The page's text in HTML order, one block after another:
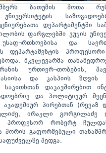
ბათუმის შოთა
დეპარტამენტში
ფარგლებში ვუჯის
და
დეპარტამენტის
მკვლევარმა
ურთიერ¬თობების,
და კასპიის ზღვის
დაკავშირებით
და პოლიტიკურ
აკადემიურ პირებთან (რევაზ
ირაკლი გორგილაძე
პროფესორ რობერტ
შორის გაფორმებული
შედგა.